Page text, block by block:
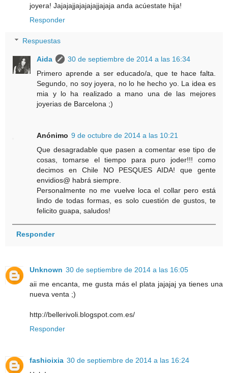
joyera! Jajajajjajajajajjajaja anda acúestate hija!
Responder
Respuestas
Aida
30 de septiembre de 2014 a las 16:34
Primero aprende a ser educado/a, que te hace falta.
Segundo, no soy joyera, no lo he hecho yo. La idea es
mia y lo ha realizado a mano una de las mejores
joyerias de Barcelona ;)
Anónimo 9 de octubre de 2014 a las 10:21
Que desagradable que pasen a comentar ese tipo de
cosas, tomarse el tiempo para puro joder!!! como
decimos en Chile NO PESQUES AIDA! que gente
envidios@ habrá siempre.
Personalmente no me vuelve loca el collar pero está
lindo de todas formas, es solo cuestión de gustos, te
felicito guapa, saludos!
Responder
Unknown 30 de septiembre de 2014 a las 16:05
aii me encanta, me gusta más el plata jajajaj ya tienes una
nueva venta ;)
http://bellerivoli.blogspot.com.es/
Responder
fashioixia 30 de septiembre de 2014 a las 16:24